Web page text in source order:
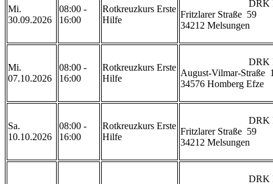
Mi.
30.09.2026
08:00 -
16:00
Rotkreuzkurs Erste
Hilfe
Fritzlarer Straße  59
34212 Melsungen
Mi.
07.10.2026
08:00 -
16:00
Rotkreuzkurs Erste
Hilfe
August-Vilmar-Straße
34576 Homberg Efze
Sa.
10.10.2026
08:00 -
16:00
Rotkreuzkurs Erste
Hilfe
Fritzlarer Straße  59
34212 Melsungen